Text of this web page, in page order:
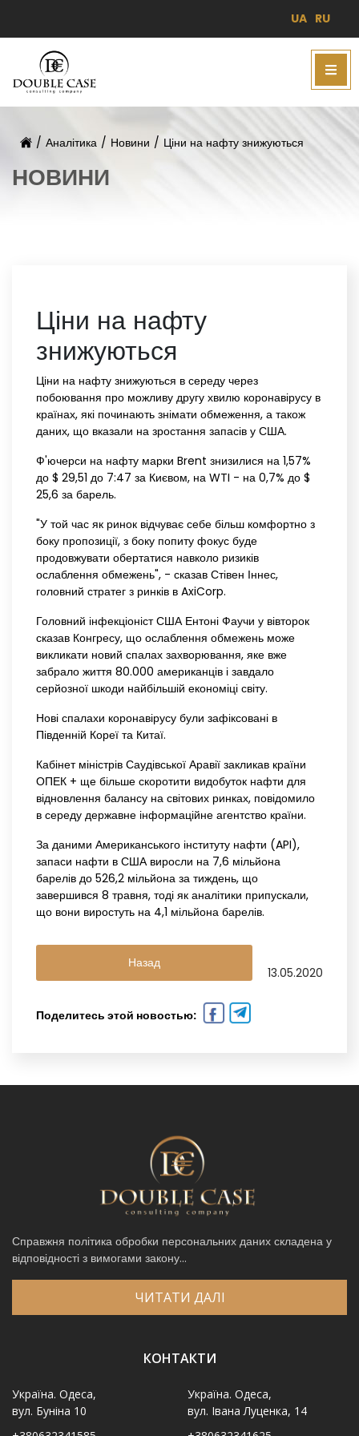
UA RU
/ Аналітика / Новини / Ціни на нафту знижуються
НОВИНИ
Ціни на нафту
знижуються
Ціни на нафту знижуються в середу через
побоювання про можливу другу хвилю коронавірусу в
країнах, які починають знімати обмеження, а також
даних, що вказали на зростання запасів у США.
Ф'ючерси на нафту марки Brent знизилися на 1,57%
до $ 29,51 до 7:47 за Києвом, на WTI - на 0,7% до $
25,6 за барель.
"У той час як ринок відчуває себе більш комфортно з
боку пропозиції, з боку попиту фокус буде
продовжувати обертатися навколо ризиків
ослаблення обмежень", - сказав Стівен Іннес,
головний стратег з ринків в AxiCorp.
Головний інфекціоніст США Ентоні Фаучи у вівторок
сказав Конгресу, що ослаблення обмежень може
викликати новий спалах захворювання, яке вже
забрало життя 80.000 американців і завдало
серйозної шкоди найбільшій економіці світу.
Нові спалахи коронавірусу були зафіксовані в
Південній Кореї та Китаї.
Кабінет міністрів Саудівської Аравії закликав країни
ОПЕК + ще більше скоротити видобуток нафти для
відновлення балансу на світових ринках, повідомило
в середу державне інформаційне агентство країни.
За даними Американського інституту нафти (API),
запаси нафти в США виросли на 7,6 мільйона
барелів до 526,2 мільйона за тиждень, що
завершився 8 травня, тоді як аналітики припускали,
що вони виростуть на 4,1 мільйона барелів.
Назад
13.05.2020
Поделитесь этой новостью:
Справжня політика обробки персональних даних складена у
відповідності з вимогами закону...
ЧИТАТИ ДАЛІ
КОНТАКТИ
Україна. Одеса,
вул. Буніна 10
Україна. Одеса,
вул. Івана Луценка, 14